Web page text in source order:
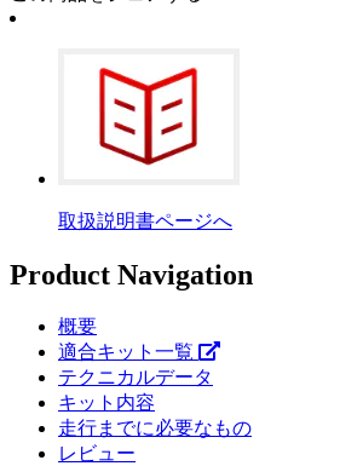
取扱説明書ページへ
Product Navigation
概要
適合キット一覧
テクニカルデータ
キット内容
走行までに必要なもの
レビュー